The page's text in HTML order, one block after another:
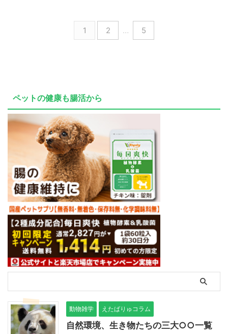
1 2 … 5
ペットの健康も腸活から
動物雑学 えたばりゅコラム
自然環境、生き物たちの三大○○一覧